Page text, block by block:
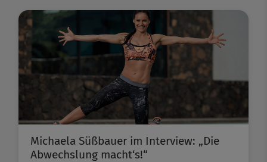
Michaela Süßbauer im Interview: „Die
Abwechslung macht‘s!“